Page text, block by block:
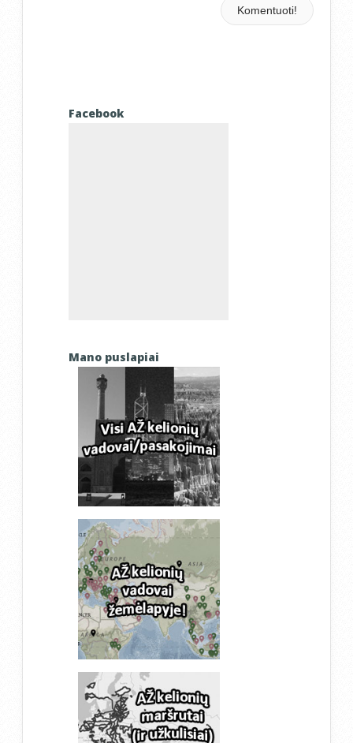
Facebook
Mano puslapiai